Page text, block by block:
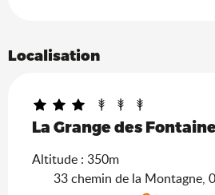
Localisation
La Grange des
Altitude : 350m
33 chemin de la Montagne,